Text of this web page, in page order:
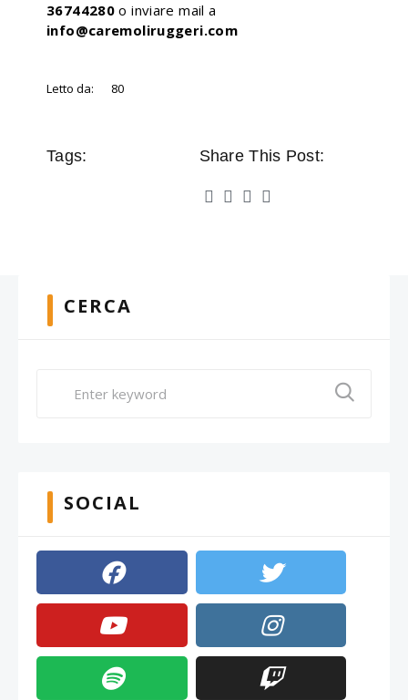
36744280 o inviare mail a
info@caremoliruggeri.com
Letto da: 80
Tags: Share This Post:
CERCA
SOCIAL